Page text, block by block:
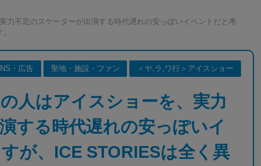
力不足のスケーターが出演する時代遅れの安っぽいイベントだと考
・広告 聖地・施設・ファン ＜ヤ,ラ,ワ行＞アイスショー
人はアイスショーを、実力
する時代遅れの安っぽいイ
が、ICE STORIESは全く異